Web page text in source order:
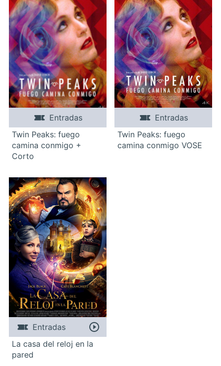
Entradas
Twin Peaks: fuego
camina conmigo +
Corto
Entradas
Twin Peaks: fuego
camina conmigo VOSE
Entradas
La casa del reloj en la
pared